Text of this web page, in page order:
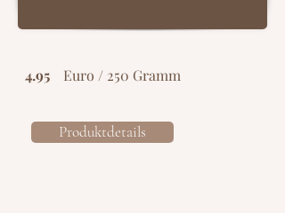
4.95 Euro / 250 Gramm
Produktdetails